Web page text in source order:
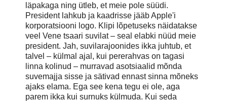
läpakaga ning ütleb, et meie pole süüdi.
President lahkub ja kaadrisse jääb Apple'i
korporatsiooni logo. Klipi lõpetuseks näidatakse
veel Vene tsaari suvilat – seal elabki nüüd meie
president. Jah, suvilarajoonides ikka juhtub, et
talvel – külmal ajal, kui pererahvas on tagasi
linna kolinud – murravad asotsiaalid mõnda
suvemajja sisse ja sätivad ennast sinna mõneks
ajaks elama. Ega see kena tegu ei ole, aga
parem ikka kui surnuks külmuda. Kui seda